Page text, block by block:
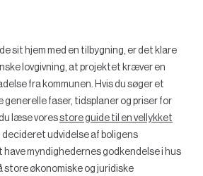
sit hjem med en tilbygning, er det klare
lovgivning, at projektet kræver en
fra kommunen. Hvis du søger et
generelle faser, tidsplaner og priser for
læse voresstore guide til en vellykket
decideret udvidelse af boligens
have myndighedernes godkendelse i hus
store økonomiske og juridiske